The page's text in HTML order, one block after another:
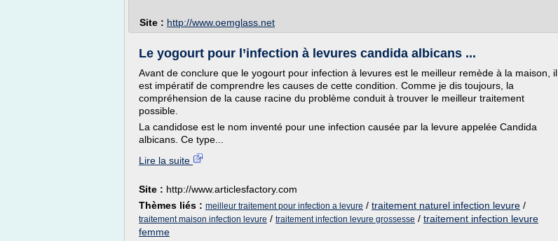
Site : http://www.oemglass.net
Le yogourt pour l’infection à levures candida albicans ...
Avant de conclure que le yogourt pour infection à levures est le meilleur remède à la maison, il
est impératif de comprendre les causes de cette condition. Comme je dis toujours, la
compréhension de la cause racine du problème conduit à trouver le meilleur traitement
possible.
La candidose est le nom inventé pour une infection causée par la levure appelée Candida
albicans. Ce type...
Lire la suite
Site : http://www.articlesfactory.com
Thèmes liés : meilleur traitement pour infection a levure / traitement naturel infection levure /
traitement maison infection levure / traitement infection levure grossesse / traitement infection levure
femme